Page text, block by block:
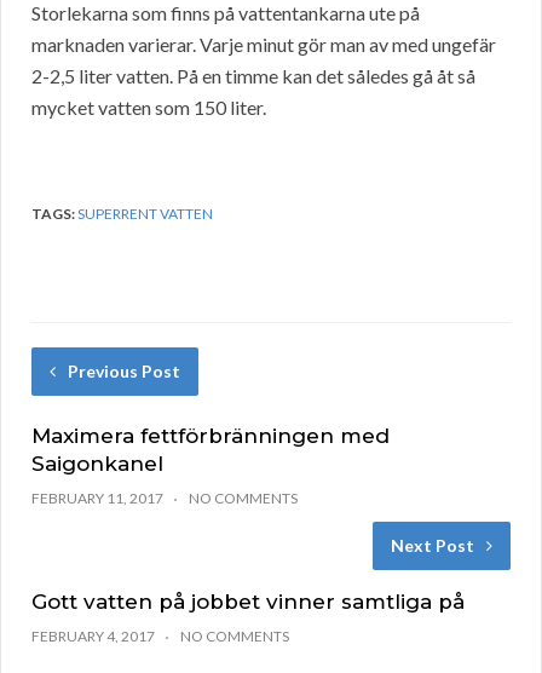
Storlekarna som finns på vattentankarna ute på
marknaden varierar. Varje minut gör man av med ungefär
2-2,5 liter vatten. På en timme kan det således gå åt så
mycket vatten som 150 liter.
TAGS:SUPERRENT VATTEN
Previous Post
Maximera fettförbränningen med
Saigonkanel
FEBRUARY 11, 2017 NO COMMENTS
Next Post
Gott vatten på jobbet vinner samtliga på
FEBRUARY 4, 2017 NO COMMENTS